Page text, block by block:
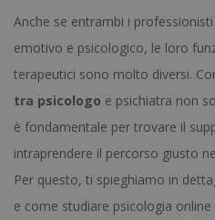
Anche se entrambi i
emotivo e psicologico, le loro
terapeutici sono molto diversi.
tra psicologo e psichiatra non
è fondamentale per trovare il
intraprendere il percorso giusto
Per questo, ti spieghiamo in
e come studiare psicologia